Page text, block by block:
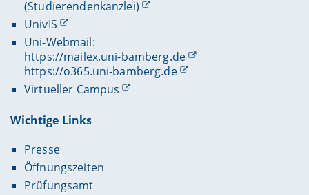
(Studierendenkanzlei)
UnivIS
Uni-Webmail:
https://mailex.uni-bamberg.de
https://o365.uni-bamberg.de
Virtueller Campus
Wichtige Links
Presse
Öffnungszeiten
Prüfungsamt